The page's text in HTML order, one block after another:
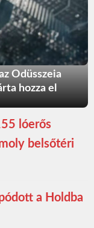
Odüsszeia
hozza el
lóerős
belsőtéri
a Holdba